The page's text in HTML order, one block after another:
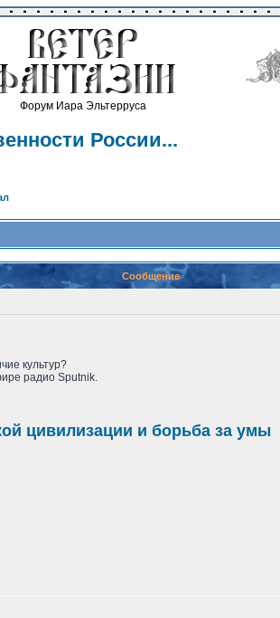
Форум Иара Эльтерруса
России...
Сообщение
культур?
радио Sputnik.
цивилизации и борьба за умы